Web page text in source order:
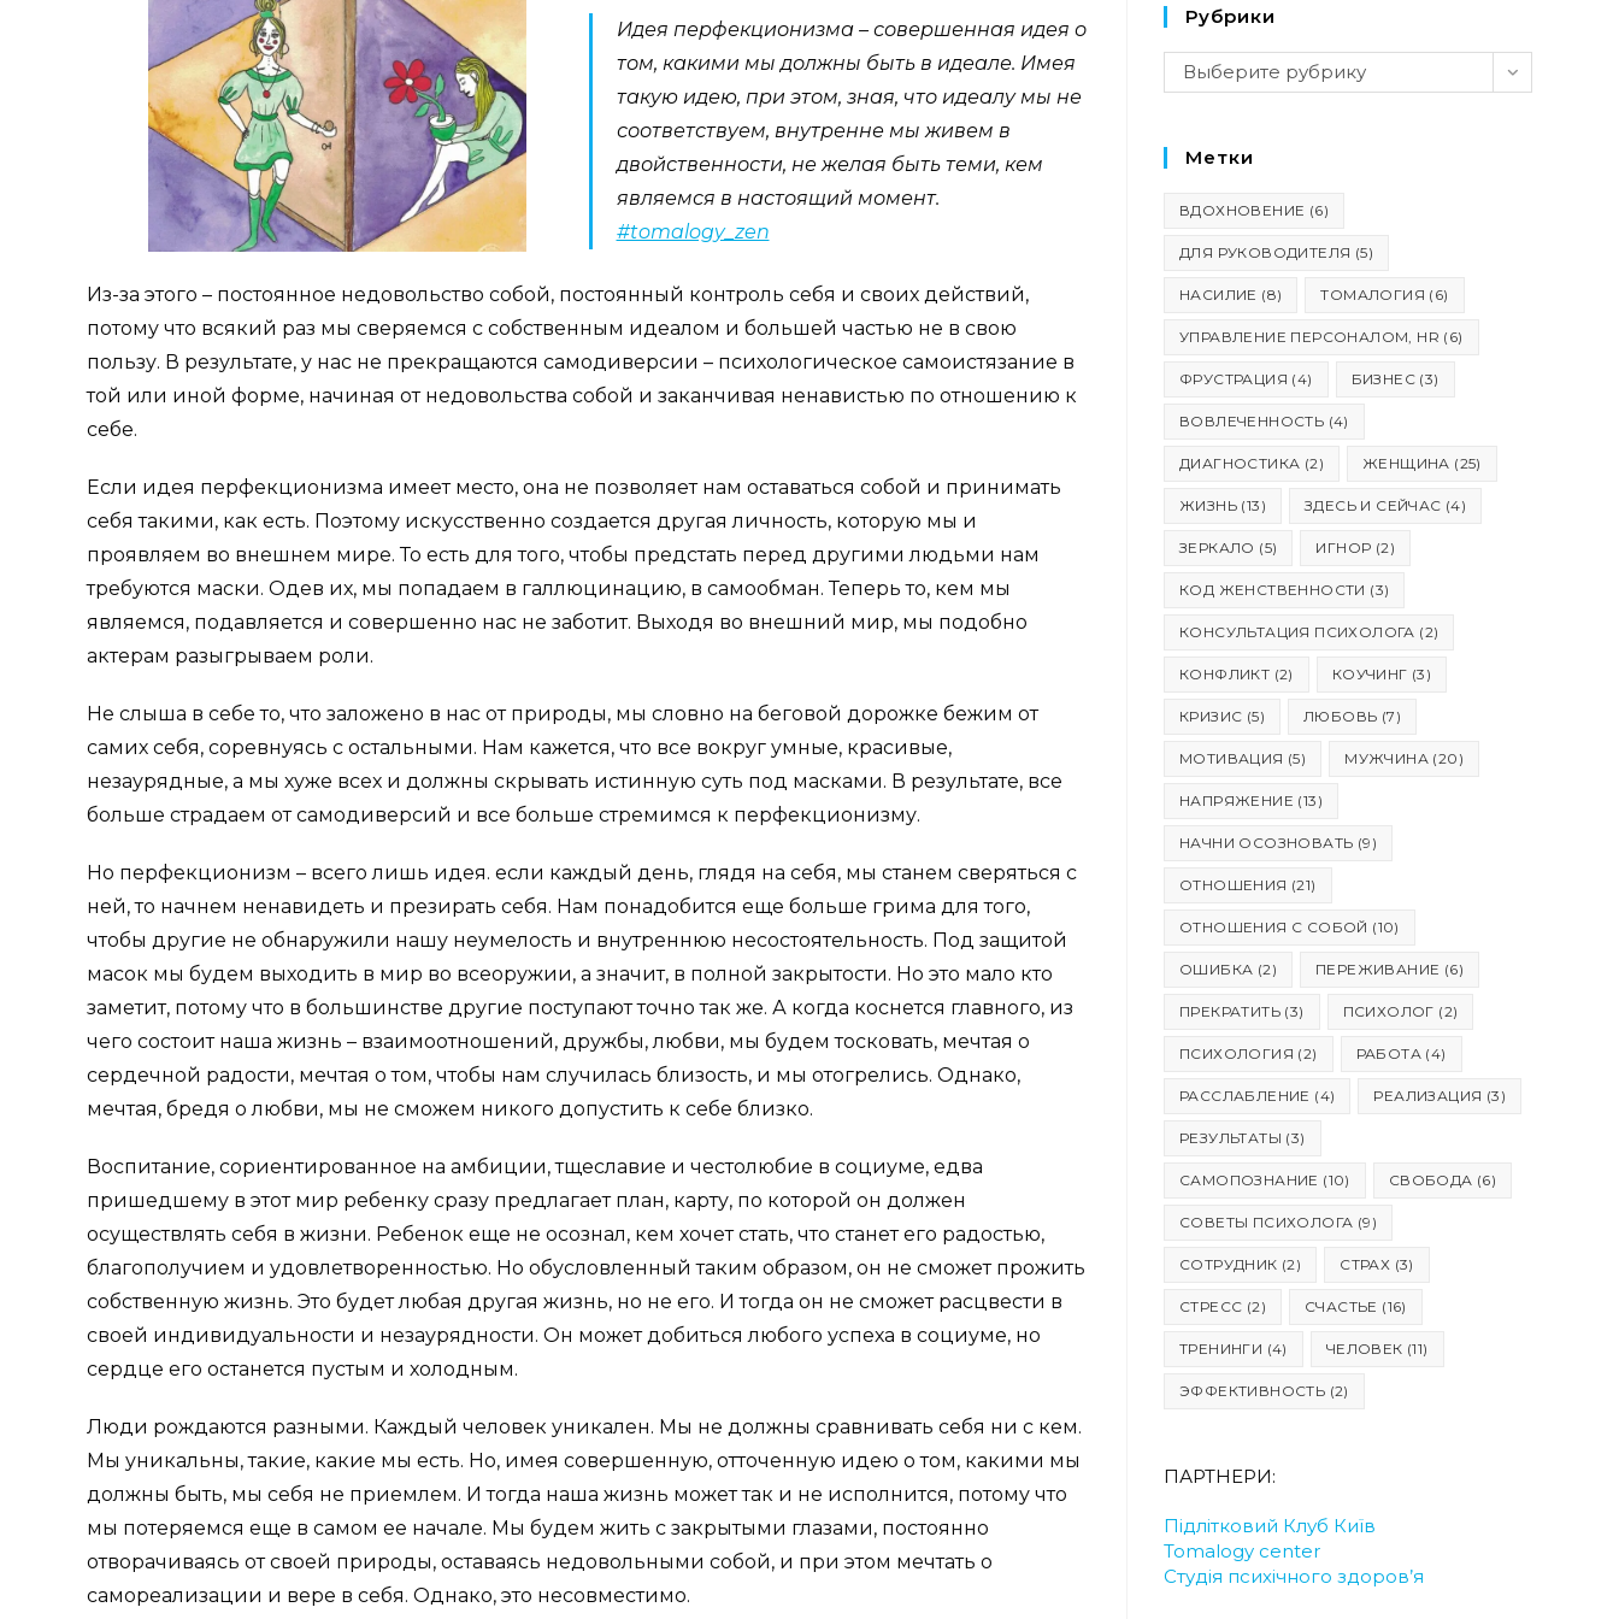
Идея перфекционизма – совершенная идея о
том, какими мы должны быть в идеале. Имея
такую идею, при этом, зная, что идеалу мы не
соответствуем, внутренне мы живем в
двойственности, не желая быть теми, кем
являемся в настоящий момент.
#tomalogy_zen
Из-за этого – постоянное недовольство собой, постоянный контроль себя и своих действий,
потому что всякий раз мы сверяемся с собственным идеалом и большей частью не в свою
пользу. В результате, у нас не прекращаются самодиверсии – психологическое самоистязание в
той или иной форме, начиная от недовольства собой и заканчивая ненавистью по отношению к
себе.
Если идея перфекционизма имеет место, она не позволяет нам оставаться собой и принимать
себя такими, как есть. Поэтому искусственно создается другая личность, которую мы и
проявляем во внешнем мире. То есть для того, чтобы предстать перед другими людьми нам
требуются маски. Одев их, мы попадаем в галлюцинацию, в самообман. Теперь то, кем мы
являемся, подавляется и совершенно нас не заботит. Выходя во внешний мир, мы подобно
актерам разыгрываем роли.
Не слыша в себе то, что заложено в нас от природы, мы словно на беговой дорожке бежим от
самих себя, соревнуясь с остальными. Нам кажется, что все вокруг умные, красивые,
незаурядные, а мы хуже всех и должны скрывать истинную суть под масками. В результате, все
больше страдаем от самодиверсий и все больше стремимся к перфекционизму.
Но перфекционизм – всего лишь идея. если каждый день, глядя на себя, мы станем сверяться с
ней, то начнем ненавидеть и презирать себя. Нам понадобится еще больше грима для того,
чтобы другие не обнаружили нашу неумелость и внутреннюю несостоятельность. Под защитой
масок мы будем выходить в мир во всеоружии, а значит, в полной закрытости. Но это мало кто
заметит, потому что в большинстве другие поступают точно так же. А когда коснется главного, из
чего состоит наша жизнь – взаимоотношений, дружбы, любви, мы будем тосковать, мечтая о
сердечной радости, мечтая о том, чтобы нам случилась близость, и мы отогрелись. Однако,
мечтая, бредя о любви, мы не сможем никого допустить к себе близко.
Воспитание, сориентированное на амбиции, тщеславие и честолюбие в социуме, едва
пришедшему в этот мир ребенку сразу предлагает план, карту, по которой он должен
осуществлять себя в жизни. Ребенок еще не осознал, кем хочет стать, что станет его радостью,
благополучием и удовлетворенностью. Но обусловленный таким образом, он не сможет прожить
собственную жизнь. Это будет любая другая жизнь, но не его. И тогда он не сможет расцвести в
своей индивидуальности и незаурядности. Он может добиться любого успеха в социуме, но
сердце его останется пустым и холодным.
Люди рождаются разными. Каждый человек уникален. Мы не должны сравнивать себя ни с кем.
Мы уникальны, такие, какие мы есть. Но, имея совершенную, отточенную идею о том, какими мы
должны быть, мы себя не приемлем. И тогда наша жизнь может так и не исполнится, потому что
мы потеряемся еще в самом ее начале. Мы будем жить с закрытыми глазами, постоянно
отворачиваясь от своей природы, оставаясь недовольными собой, и при этом мечтать о
самореализации и вере в себя. Однако, это несовместимо.
Рубрики
Рубрики
Выберите рубрику
Метки
ВДОХНОВЕНИЕ (6)
ДЛЯ РУКОВОДИТЕЛЯ (5)
НАСИЛИЕ (8) ТОМАЛОГИЯ (6)
УПРАВЛЕНИЕ ПЕРСОНАЛОМ, HR (6)
ФРУСТРАЦИЯ (4) БИЗНЕС (3)
ВОВЛЕЧЕННОСТЬ (4)
ДИАГНОСТИКА (2) ЖЕНЩИНА (25)
ЖИЗНЬ (13) ЗДЕСЬ И СЕЙЧАС (4)
ЗЕРКАЛО (5) ИГНОР (2)
КОД ЖЕНСТВЕННОСТИ (3)
КОНСУЛЬТАЦИЯ ПСИХОЛОГА (2)
КОНФЛИКТ (2) КОУЧИНГ (3)
КРИЗИС (5) ЛЮБОВЬ (7)
МОТИВАЦИЯ (5) МУЖЧИНА (20)
НАПРЯЖЕНИЕ (13)
НАЧНИ ОСОЗНОВАТЬ (9)
ОТНОШЕНИЯ (21)
ОТНОШЕНИЯ С СОБОЙ (10)
ОШИБКА (2) ПЕРЕЖИВАНИЕ (6)
ПРЕКРАТИТЬ (3) ПСИХОЛОГ (2)
ПСИХОЛОГИЯ (2) РАБОТА (4)
РАССЛАБЛЕНИЕ (4) РЕАЛИЗАЦИЯ (3)
РЕЗУЛЬТАТЫ (3)
САМОПОЗНАНИЕ (10) СВОБОДА (6)
СОВЕТЫ ПСИХОЛОГА (9)
СОТРУДНИК (2) СТРАХ (3)
СТРЕСС (2) СЧАСТЬЕ (16)
ТРЕНИНГИ (4) ЧЕЛОВЕК (11)
ЭФФЕКТИВНОСТЬ (2)
ПАРТНЕРИ:
Підлітковий Клуб Київ
Tomalogy center
Студія психічного здоров’я